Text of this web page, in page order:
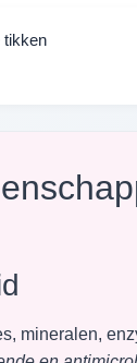
tikken
mineralen,